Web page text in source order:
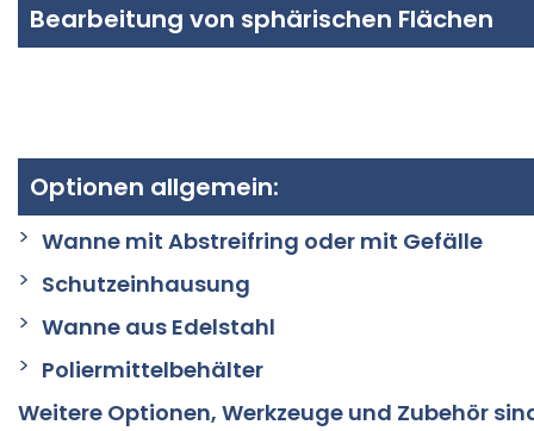
Bearbeitung von sphärischen Flächen
Optionen allgemein:
Wanne mit Abstreifring oder mit Gefälle
Schutzeinhausung
Wanne aus Edelstahl
Poliermittelbehälter
Weitere Optionen, Werkzeuge und Zubehör